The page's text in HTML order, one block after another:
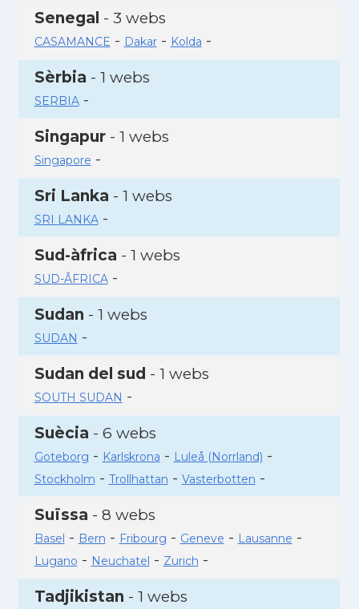
Senegal - 3 webs
CASAMANCE - Dakar- Kolda -
Sèrbia - 1 webs
SERBIA-
Singapur- 1 webs
Singapore -
Sri Lanka - 1 webs
SRI LANKA-
Sud-àfrica - 1 webs
SUD-ÂFRICA-
Sudan - 1 webs
SUDAN -
Sudan del sud - 1 webs
SOUTH SUDAN -
Suècia - 6 webs
Goteborg - Karlskrona - Luleå (Norrland) -
Stockholm - Trollhattan - Vasterbotten -
Suïssa - 8 webs
Basel - Bern - Fribourg - Geneve - Lausanne -
Lugano - Neuchatel - Zurich -
Tadjikistan - 1 webs